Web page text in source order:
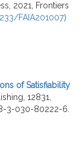
2021, Frontiers
FAIA201007⟩
of Satisfiability
12831,
3-030-80222-6.